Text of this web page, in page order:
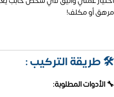
مرهق أو مكلف!
🛠️طريقة التركيب :
🔧 الأدوات المطلوبة: